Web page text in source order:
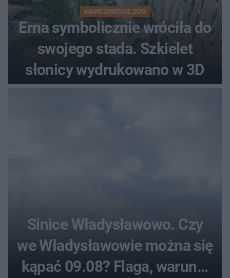
WARSZAWSKIE ZOO
Erna symbolicznie wróciła do
swojego stada. Szkielet
słonicy wydrukowano w 3D
Sinice Władysławowo. Czy
we Władysławowie można się
kąpać 09.08? Flaga, warunki